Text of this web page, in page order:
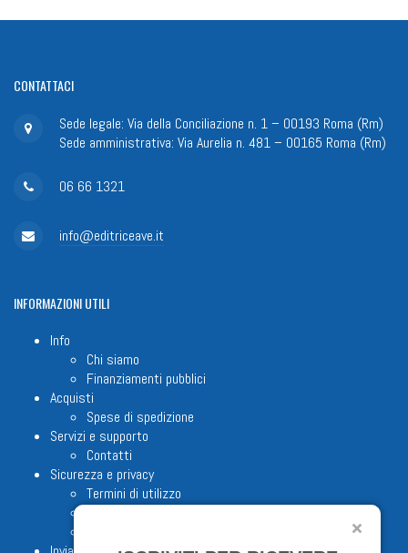
CONTATTACI
Sede legale: Via della Conciliazione n. 1 – 00193 Roma (Rm)
Sede amministrativa: Via Aurelia n. 481 – 00165 Roma (Rm)
06 66 1321
info@editriceave.it
INFORMAZIONIUTILI
Info
Chi siamo
Finanziamenti pubblici
Acquisti
Spese di spedizione
Servizi e supporto
Contatti
Sicurezza e privacy
Termini di utilizzo